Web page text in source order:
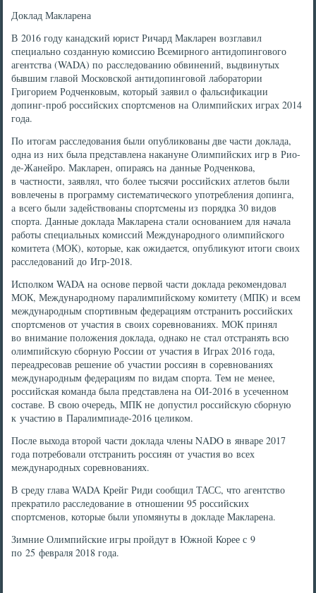
Доклад Макларена
В 2016 году канадский юрист Ричард Макларен возглавил
специально созданную комиссию Всемирного антидопингового
агентства (WADA) по расследованию обвинений, выдвинутых
бывшим главой Московской антидопинговой лаборатории
Григорием Родченковым, который заявил о фальсификации
допинг-проб российских спортсменов на Олимпийских играх 2014
года.
По итогам расследования были опубликованы две части доклада,
одна из них была представлена накануне Олимпийских игр в Рио-
де-Жанейро. Макларен, опираясь на данные Родченкова,
в частности, заявлял, что более тысячи российских атлетов были
вовлечены в программу систематического употребления допинга,
а всего были задействованы спортсмены из порядка 30 видов
спорта. Данные доклада Макларена стали основанием для начала
работы специальных комиссий Международного олимпийского
комитета (МОК), которые, как ожидается, опубликуют итоги своих
расследований до Игр-2018.
Исполком WADA на основе первой части доклада рекомендовал
МОК, Международному паралимпийскому комитету (МПК) и всем
международным спортивным федерациям отстранить российских
спортсменов от участия в своих соревнованиях. МОК принял
во внимание положения доклада, однако не стал отстранять всю
олимпийскую сборную России от участия в Играх 2016 года,
переадресовав решение об участии россиян в соревнованиях
международным федерациям по видам спорта. Тем не менее,
российская команда была представлена на ОИ-2016 в усеченном
составе. В свою очередь, МПК не допустил российскую сборную
к участию в Паралимпиаде-2016 целиком.
После выхода второй части доклада члены NADO в январе 2017
года потребовали отстранить россиян от участия во всех
международных соревнованиях.
В среду глава WADA Крейг Риди сообщил ТАСС, что агентство
прекратило расследование в отношении 95 российских
спортсменов, которые были упомянуты в докладе Макларена.
Зимние Олимпийские игры пройдут в Южной Корее с 9
по 25 февраля 2018 года.